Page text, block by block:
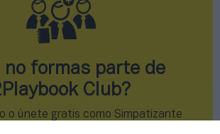
no formas parte de
Club?
o únete gratis como Simpatizante